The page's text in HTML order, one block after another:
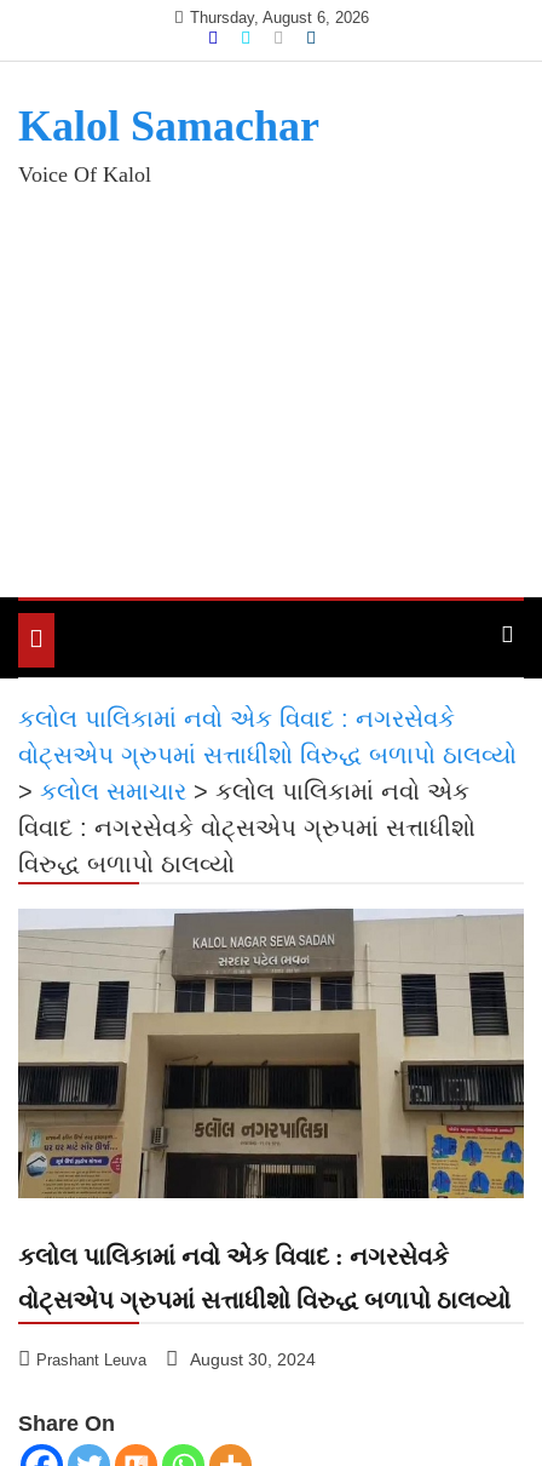
Thursday, August 6, 2026
Kalol Samachar
Voice Of Kalol
Toggle
navigation
કલોલ પાલિકામાં નવો એક વિવાદ : નગરસેવકે
વોટ્સએપ ગ્રુપમાં સત્તાધીશો વિરુદ્ધ બળાપો ઠાલવ્યો
> કલોલ સમાચાર > કલોલ પાલિકામાં નવો એક
વિવાદ : નગરસેવકે વોટ્સએપ ગ્રુપમાં સત્તાધીશો
વિરુદ્ધ બળાપો ઠાલવ્યો
કલોલ પાલિકામાં નવો એક વિવાદ : નગરસેવકે
વોટ્સએપ ગ્રુપમાં સત્તાધીશો વિરુદ્ધ બળાપો ઠાલવ્યો
Prashant Leuva August 30, 2024
Share On